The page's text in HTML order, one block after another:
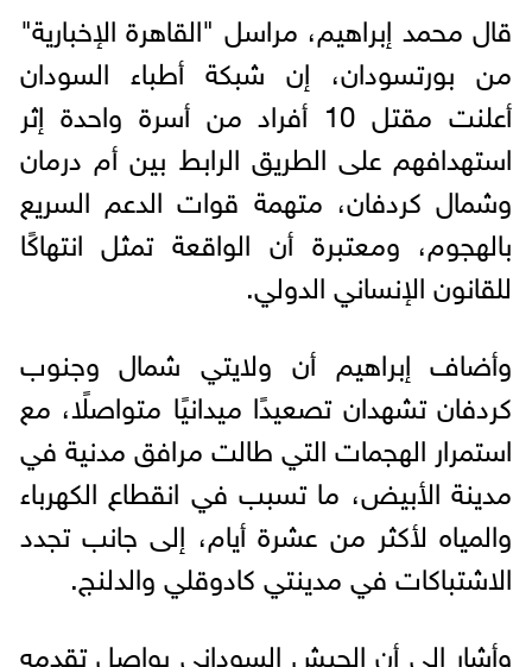
قال محمد إبراهيم، مراسل "القاهرة الإخبارية"
من بورتسودان، إن شبكة أطباء السودان
أعلنت مقتل 10 أفراد من أسرة واحدة إثر
استهدافهم على الطريق الرابط بين أم درمان
وشمال كردفان، متهمة قوات الدعم السريع
بالهجوم، ومعتبرة أن الواقعة تمثل انتهاكًا
للقانون الإنساني الدولي.
وأضاف إبراهيم أن ولايتي شمال وجنوب
كردفان تشهدان تصعيدًا ميدانيًا متواصلًا، مع
استمرار الهجمات التي طالت مرافق مدنية في
مدينة الأبيض، ما تسبب في انقطاع الكهرباء
والمياه لأكثر من عشرة أيام، إلى جانب تجدد
الاشتباكات في مدينتي كادوقلي والدلنج.
وأشار إلى أن الجيش السوداني يواصل تقدمه